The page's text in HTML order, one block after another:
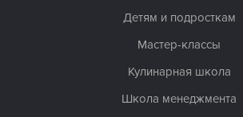
Детям и подросткам
Мастер-классы
Кулинарная школа
Школа менеджмента